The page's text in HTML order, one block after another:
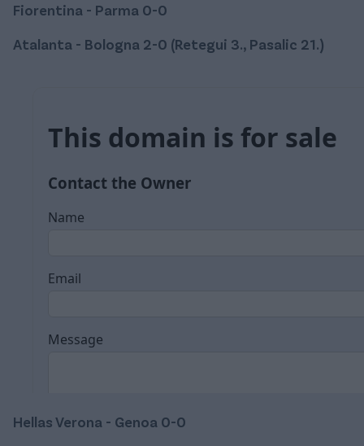
Fiorentina - Parma 0-0
Atalanta - Bologna 2-0 (Retegui 3., Pasalic 21.)
Hellas Verona - Genoa 0-0